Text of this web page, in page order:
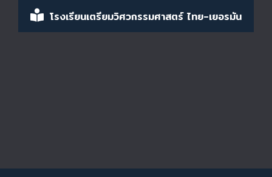
โรงเรียนเตรียมวิศวกรรมศาสตร์ ไทย-เยอรมัน